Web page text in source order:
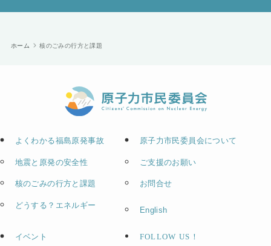
ホーム 核のごみの行方と課題
よくわかる福島原発事故
地震と原発の安全性
核のごみの行方と課題
どうする？エネルギー
イベント
原子力市民委員会について
ご支援のお願い
お問合せ
English
FOLLOW US！